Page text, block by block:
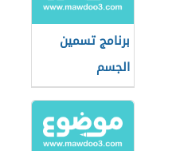
برنامج تسمين
الجسم